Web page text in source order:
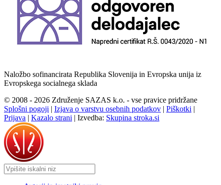
Naložbo sofinancirata Republika Slovenija in Evropska unija iz
Evropskega socialnega sklada
© 2008 - 2026 Združenje SAZAS k.o. - vse pravice pridržane
Splošni pogoji | Izjava o varstvu osebnih podatkov | Piškotki |
Prijava | Kazalo strani | Izvedba: Skupina stroka.si